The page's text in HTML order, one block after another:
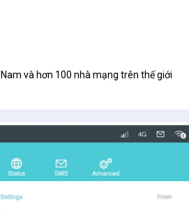
và hơn 100 nhà mạng trên thế giới